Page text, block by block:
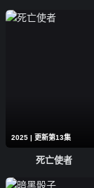
2025 | 更新第13集
死亡使者